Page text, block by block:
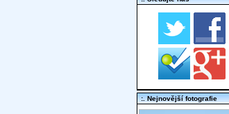
:. Nejnovější fotografie